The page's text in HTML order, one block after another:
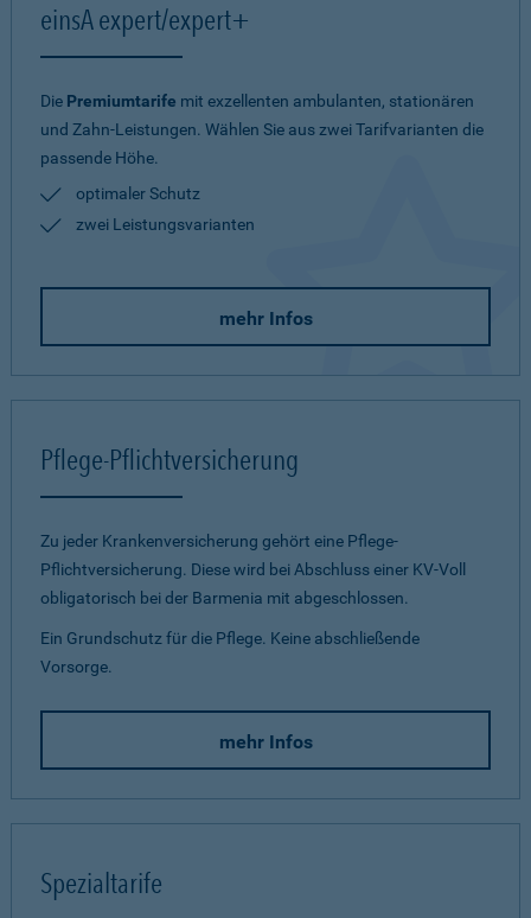
einsA expert/expert+
Die Premiumtarife mit exzellenten ambulanten, stationären
und Zahn-Leistungen. Wählen Sie aus zwei Tarifvarianten die
passende Höhe.
optimaler Schutz
zwei Leistungsvarianten
mehr Infos
Pflege-Pflichtversicherung
Zu jeder Krankenversicherung gehört eine Pflege-
Pflichtversicherung. Diese wird bei Abschluss einer KV-Voll
obligatorisch bei der Barmenia mit abgeschlossen.
Ein Grundschutz für die Pflege. Keine abschließende
Vorsorge.
mehr Infos
Spezialtarife